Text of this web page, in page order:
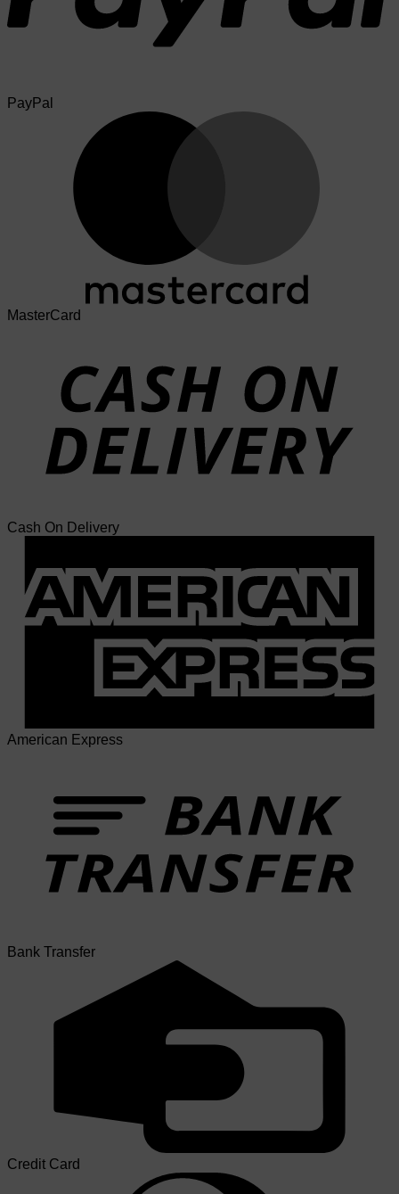
PayPal
MasterCard
Cash On Delivery
American Express
Bank Transfer
Credit Card